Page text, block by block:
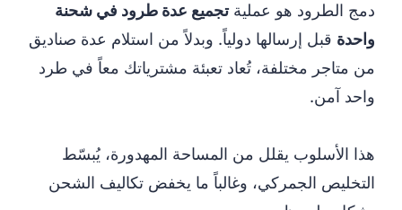
دمج الطرود هو عمليةتجميع عدة طرود في شحنة
واحدة قبل إرسالها دولياً. وبدلاً من استلام عدة صناديق
من متاجر مختلفة، تُعاد تعبئة مشترياتك معاً في طرد
واحد آمن.
هذا الأسلوب يقلل من المساحة المهدورة، يُبسّط
التخليص الجمركي، وغالباً ما يخفض تكاليف الشحن